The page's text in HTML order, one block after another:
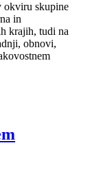
okviru skupine
in
krajih, tudi na
obnovi,